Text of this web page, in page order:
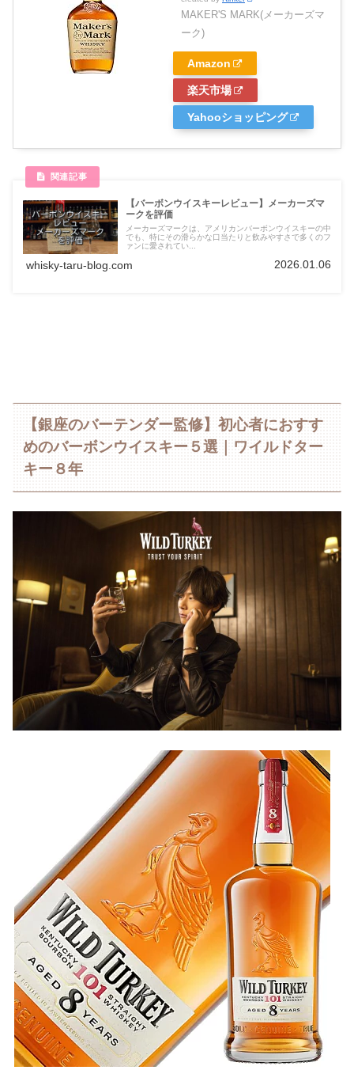
MAKER'S MARK(メーカーズマ
ーク)
Amazon
楽天市場
Yahooショッピング
【バーボンウイスキーレビュー】メーカーズマ
ークを評価
メーカーズマークは、アメリカンバーボンウイスキーの中
でも、特にその滑らかな口当たりと飲みやすさで多くのフ
ァンに愛されてい...
whisky-taru-blog.com 2026.01.06
【銀座のバーテンダー監修】初心者におすす
めのバーボンウイスキー５選｜ワイルドター
キー８年